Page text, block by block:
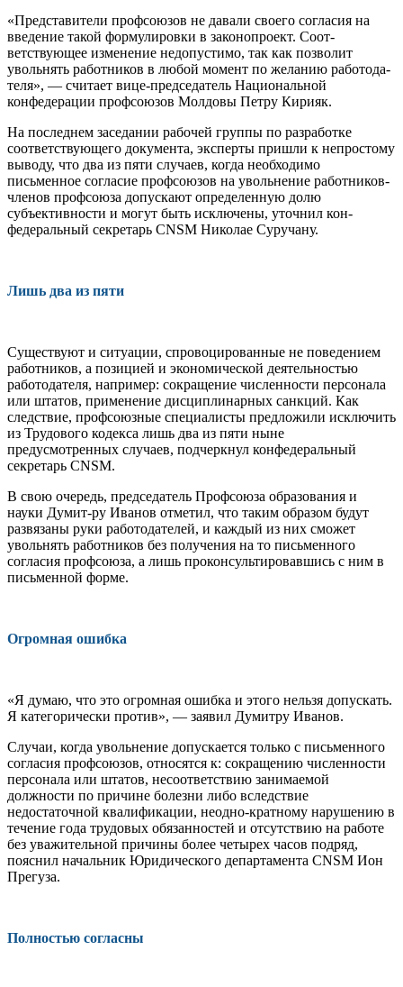
«Представители профсоюзов не да­вали своего согласия на
введение такой формулировки в законопроект. Соот­
ветствующее изменение недопустимо, так как позволит
увольнять работников в любой момент по желанию работода­
теля», — считает вице-председатель На­циональной
конфедерации профсоюзов Молдовы Петру Кирияк.
На последнем заседании рабочей группы по разработке
соответствующе­го документа, эксперты пришли к не­простому
выводу, что два из пяти слу­чаев, когда необходимо
письменное согласие профсоюзов на увольнение ра­ботников-
членов профсоюза допуска­ют определенную долю
субъективности и могут быть исключены, уточнил кон­
федеральный секретарь CNSM Николае Суручану.
Лишь два из пяти
Существуют и ситуации, спровоци­рованные не поведением
работников, а позицией и экономической деятельнос­тью
работодателя, например: сокраще­ние численности персонала
или штатов, применение дисциплинарных санкций. Как
следствие, профсоюзные специа­листы предложили исключить
из Тру­дового кодекса лишь два из пяти ныне
предусмотренных случаев, подчеркнул конфедеральный
секретарь CNSM.
В свою очередь, председатель Профсоюза образования и
науки Думит-ру Иванов отметил, что таким образом будут
развязаны руки работодателей, и каждый из них сможет
увольнять ра­ботников без получения на то письмен­ного
согласия профсоюза, а лишь про­консультировавшись с ним в
письмен­ной форме.
Огромная ошибка
«Я думаю, что это огромная ошибка и этого нельзя допускать.
Я категоричес­ки против», — заявил Думитру Иванов.
Случаи, когда увольнение допускает­ся только с письменного
согласия профсоюзов, относятся к: сокращению чис­ленности
персонала или штатов, несо­ответствию занимаемой
должности по причине болезни либо вследствие
недостаточной квалификации, неодно-кратному нарушению в
течение года трудовых обязанностей и отсутствию на работе
без уважительной причины бо­лее четырех часов подряд,
пояснил на­чальник Юридического департамента CNSM Ион
Прегуза.
Полностью согласны